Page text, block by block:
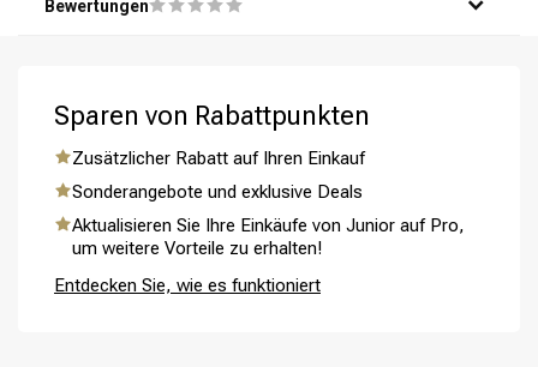
Umformung CombiDeals
Wasser aus.
Bewertungen
Sparen von Rabattpunkten
Zusätzlicher Rabatt auf Ihren Einkauf
Sonderangebote und exklusive Deals
Aktualisieren Sie Ihre Einkäufe von Junior auf Pro,
um weitere Vorteile zu erhalten!
Entdecken Sie, wie es funktioniert